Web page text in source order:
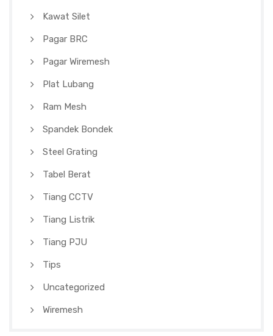
Kawat Silet
Pagar BRC
Pagar Wiremesh
Plat Lubang
Ram Mesh
Spandek Bondek
Steel Grating
Tabel Berat
Tiang CCTV
Tiang Listrik
Tiang PJU
Tips
Uncategorized
Wiremesh